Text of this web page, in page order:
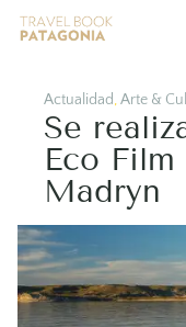
Actualidad,Arte &
Se
Eco
Madryn